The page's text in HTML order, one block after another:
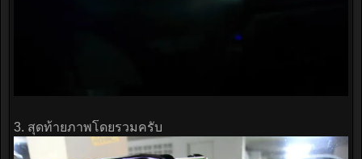
3. สุดท้ายภาพโดยรวมครับ